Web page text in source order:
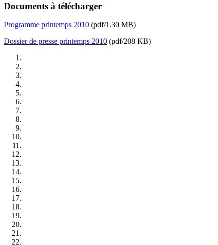
Documents à télécharger
Programme printemps 2010 (pdf/1.30 MB)
Dossier de presse printemps 2010 (pdf/208 KB)